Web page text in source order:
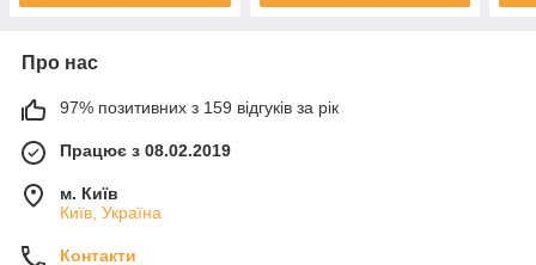
Про нас
97% позитивних з 159 відгуків за рік
Працює з 08.02.2019
м. Київ
Київ, Україна
Контакти